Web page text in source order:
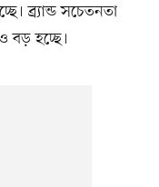
ব্র্যান্ড সচেতনতা
বড় হচ্ছে।